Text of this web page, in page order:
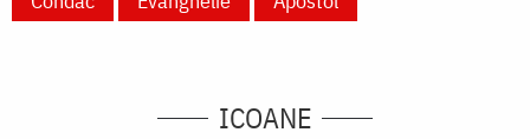
ICOANE